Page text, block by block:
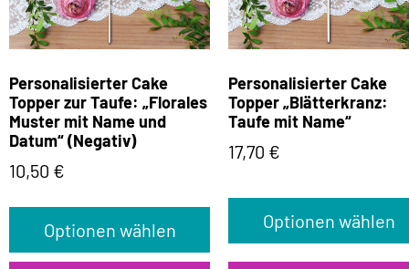
Personalisierter Cake
Topper zur Taufe: „Florales
Muster mit Name und
Datum“ (Negativ)
10,50 €
Optionen wählen
Personalisierter Cake
Topper „Blätterkranz:
Taufe mit Name“
17,70 €
Optionen wählen